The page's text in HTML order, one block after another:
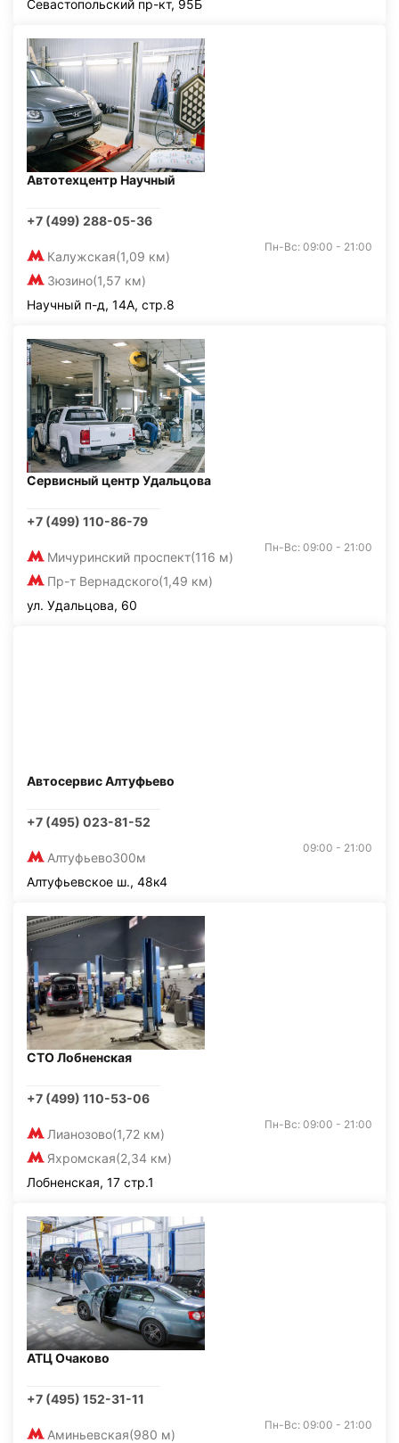
Севастопольский пр-кт, 95Б
Автотехцентр Научный
+7 (499) 288-05-36
Калужская(1,09 км)
Зюзино(1,57 км)
Пн-Вс: 09:00 - 21:00
Научный п-д, 14А, стр.8
Сервисный центр Удальцова
+7 (499) 110-86-79
Мичуринский проспект(116 м)
Пр-т Вернадского(1,49 км)
Пн-Вс: 09:00 - 21:00
ул. Удальцова, 60
Автосервис Алтуфьево
+7 (495) 023-81-52
Алтуфьево300м
09:00 - 21:00
Алтуфьевское ш., 48к4
СТО Лобненская
+7 (499) 110-53-06
Лианозово(1,72 км)
Яхромская(2,34 км)
Пн-Вс: 09:00 - 21:00
Лобненская, 17 стр.1
АТЦ Очаково
+7 (495) 152-31-11
Аминьевская(980 м)
Пн-Вс: 09:00 - 21:00